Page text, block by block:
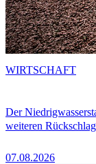
Der
weiteren
07.08.2026
WIRTSCHAFT